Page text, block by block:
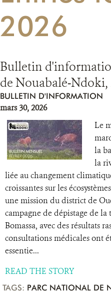
2026
Bulletin
de Nouabalé-
BULLETIN D'INFORMATION
mars 30, 2026
Le
la
la
liée au changement
croissantes sur les
une mission du district de
campagne de dépistage de
Bomassa, avec des résultats
consultations médicales ont
essentie...
READ THE STORY
TAGS: PARC NATIONAL DE